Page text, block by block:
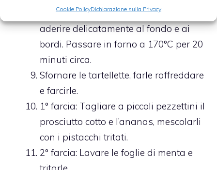
Cookie PolicyDichiarazione sulla Privacy
stampini per tartellette facendoli
aderire delicatamente al fondo e ai
bordi. Passare in forno a 170°C per 20
minuti circa.
Sfornare le tartellette, farle raffreddare
e farcirle.
1° farcia: Tagliare a piccoli pezzettini il
prosciutto cotto e l’ananas, mescolarli
con i pistacchi tritati.
2° farcia: Lavare le foglie di menta e